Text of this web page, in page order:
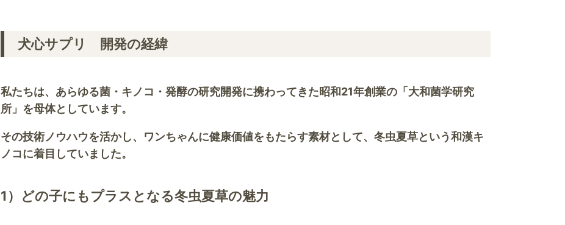
犬心サプリ 開発の経緯
私たちは、あらゆる菌・キノコ・発酵の研究開発に携わってきた昭和21年創業の「大和菌学研究
所」を母体としています。
その技術ノウハウを活かし、ワンちゃんに健康価値をもたらす素材として、冬虫夏草という和漢キ
ノコに着目していました。
1）どの子にもプラスとなる冬虫夏草の魅力